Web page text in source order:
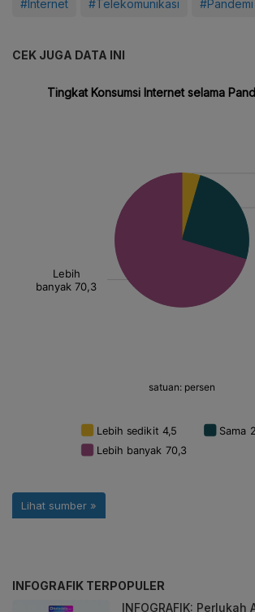
#Internet #Telekomunikasi #Pandemi
CEK JUGA DATA INI
INFOGRAFIK TERPOPULER
INFOGRAFIK: Perlukah